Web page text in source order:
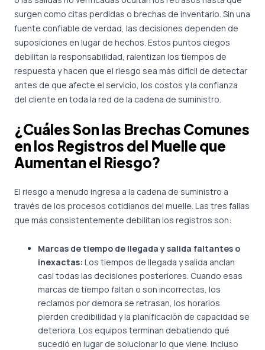
surgen como citas perdidas o brechas de inventario. Sin una
fuente confiable de verdad, las decisiones dependen de
suposiciones en lugar de hechos. Estos puntos ciegos
debilitan la responsabilidad, ralentizan los tiempos de
respuesta y hacen que el riesgo sea más difícil de detectar
antes de que afecte el servicio, los costos y la confianza
del cliente en toda la red de la cadena de suministro.
¿Cuáles Son las Brechas Comunes
en los Registros del Muelle que
Aumentan el Riesgo?
El riesgo a menudo ingresa a la cadena de suministro a
través de los procesos cotidianos del muelle. Las tres fallas
que más consistentemente debilitan los registros son:
Marcas de tiempo de llegada y salida faltantes o
inexactas: Los tiempos de llegada y salida anclan
casi todas las decisiones posteriores. Cuando esas
marcas de tiempo faltan o son incorrectas, los
reclamos por demora se retrasan, los horarios
pierden credibilidad y la planificación de capacidad se
deteriora. Los equipos terminan debatiendo qué
sucedió en lugar de solucionar lo que viene. Incluso